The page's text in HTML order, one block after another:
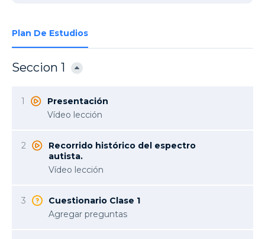
Plan De Estudios
Seccion 1
1
Presentación
Vídeo lección
2
Recorrido histórico del espectro
autista.
Vídeo lección
3
Cuestionario Clase 1
Agregar preguntas